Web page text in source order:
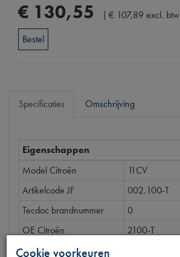
€ 130,55 ( € 107,89 excl. btw
Bestel
Specificaties Omschrijving
Eigenschappen
Model Citroën
11CV
Artikelcode JF
002.100-T
Tecdoc brandnummer
0
OE Citroën
2100-T
Codes
Cookie voorkeuren